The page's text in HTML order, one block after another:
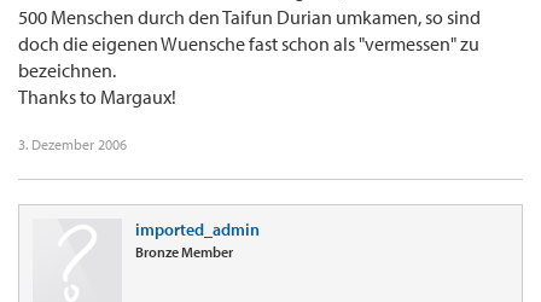
500 Menschen durch den Taifun Durian umkamen, so sind
doch die eigenen Wuensche fast schon als "vermessen" zu
bezeichnen.
Thanks to Margaux!
3. Dezember 2006
imported_admin
Bronze Member